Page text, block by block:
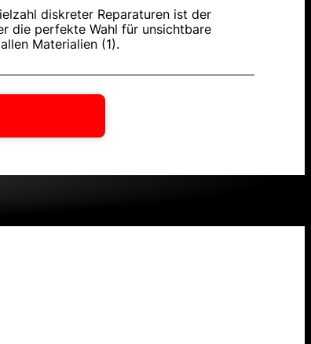
diskreter Reparaturen ist der
die perfekte Wahl für unsichtbare
Materialien (1).